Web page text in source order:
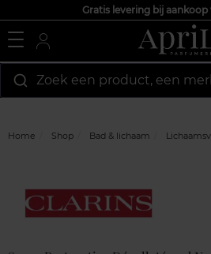
Gratis levering bij
Zoek een product, een
Home Shop Bad & lichaam